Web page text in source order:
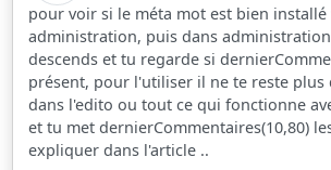
pour voir si le méta mot est bien
administration, puis dans
descends et tu regarde si
présent, pour l'utiliser il ne te reste plus
dans l'edito ou tout ce qui fonctionne
et tu met dernierCommentaires(10,80)
expliquer dans l'article ..